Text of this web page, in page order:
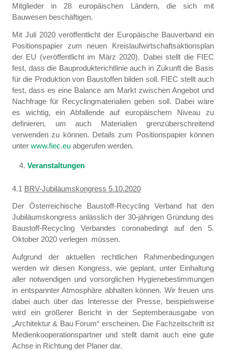
Mitglieder in 28 europäischen Ländern, die sich mit
Bauwesen beschäftigen.
Mit Juli 2020 veröffentlicht der Europäische Bauverband ein
Positionspapier zum neuen Kreislaufwirtschaftsaktionsplan
der EU (veröffentlicht im März 2020). Dabei stellt die FIEC
fest, dass die Bauprodukterichtlinie auch in Zukunft die Basis
für die Produktion von Baustoffen bilden soll. FIEC stellt auch
fest, dass es eine Balance am Markt zwischen Angebot und
Nachfrage für Recyclingmaterialien geben soll. Dabei wäre
es wichtig, ein Abfallende auf europäischem Niveau zu
definieren, um auch Materialien grenzüberschreitend
verwenden zu können. Details zum Positionspapier können
unter www.fiec.euabgerufen werden.
Veranstaltungen
4.1 BRV-Jubiläumskongress 5.10.2020
Der Österreichische Baustoff-Recycling Verband hat den
Jubiläumskongress anlässlich der 30-jährigen Gründung des
Baustoff-Recycling Verbandes coronabedingt auf den 5.
Oktober 2020 verlegen müssen.
Aufgrund der aktuellen rechtlichen Rahmenbedingungen
werden wir diesen Kongress, wie geplant, unter Einhaltung
aller notwendigen und vorsorglichen Hygienebestimmungen
in entspannter Atmosphäre abhalten können. Wir freuen uns
dabei auch über das Interesse der Presse, beispielsweise
wird ein größerer Bericht in der Septemberausgabe von
„Architektur & Bau Forum“ erscheinen. Die Fachzeitschrift ist
Medienkooperationspartner und stellt damit auch eine gute
Achse in Richtung der Planer dar.